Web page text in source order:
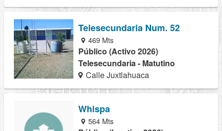
Telesecundaria Num. 52
469 Mts
Público (Activo 2026)
Telesecundaria - Matutino
Calle Juxtlahuaca
Whispa
564 Mts